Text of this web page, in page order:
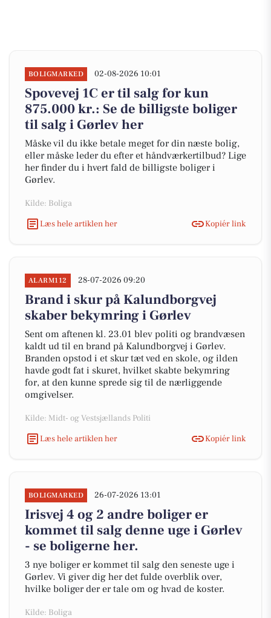
BOLIGMARKED 02-08-2026 10:01
Spovevej 1C er til salg for kun
875.000 kr.: Se de billigste boliger
til salg i Gørlev her
Måske vil du ikke betale meget for din næste bolig,
eller måske leder du efter et håndværkertilbud? Lige
her finder du i hvert fald de billigste boliger i
Gørlev.
Kilde: Boliga
Læs hele artiklen her
Kopiér link
ALARM112 28-07-2026 09:20
Brand i skur på Kalundborgvej
skaber bekymring i Gørlev
Sent om aftenen kl. 23.01 blev politi og brandvæsen
kaldt ud til en brand på Kalundborgvej i Gørlev.
Branden opstod i et skur tæt ved en skole, og ilden
havde godt fat i skuret, hvilket skabte bekymring
for, at den kunne sprede sig til de nærliggende
omgivelser.
Kilde: Midt- og Vestsjællands Politi
Læs hele artiklen her
Kopiér link
BOLIGMARKED 26-07-2026 13:01
Irisvej 4 og 2 andre boliger er
kommet til salg denne uge i Gørlev
- se boligerne her.
3 nye boliger er kommet til salg den seneste uge i
Gørlev. Vi giver dig her det fulde overblik over,
hvilke boliger der er tale om og hvad de koster.
Kilde: Boliga